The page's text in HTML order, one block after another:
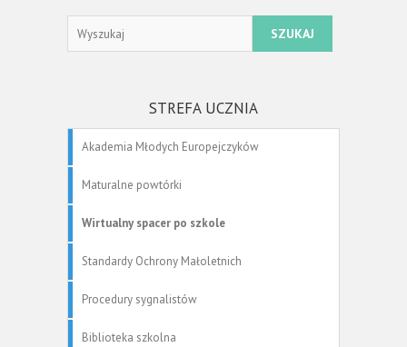
STREFA UCZNIA
Akademia Młodych Europejczyków
Maturalne powtórki
Wirtualny spacer po szkole
Standardy Ochrony Małoletnich
Procedury sygnalistów
Biblioteka szkolna